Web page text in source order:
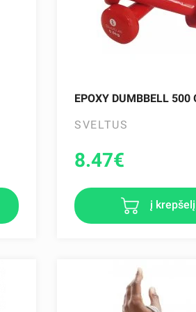
EPOXY DUMBBELL 500
SVELTUS
8.47€
į krepšelį